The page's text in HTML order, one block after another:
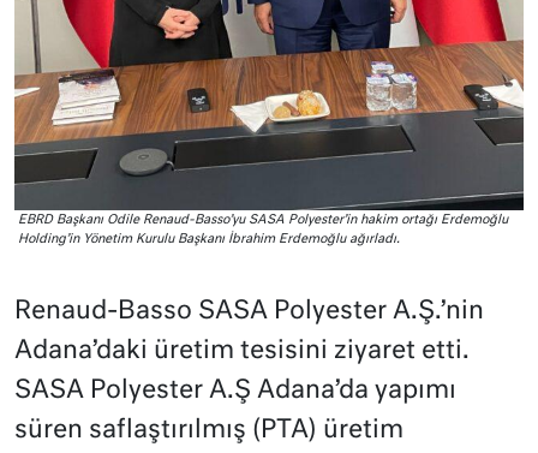
EBRD Başkanı Odile Renaud-Basso’yu SASA Polyester’in hakim ortağı Erdemoğlu
Holding’in Yönetim Kurulu Başkanı İbrahim Erdemoğlu ağırladı.
Renaud-Basso SASA Polyester A.Ş.’nin
Adana’daki üretim tesisini ziyaret etti.
SASA Polyester A.Ş Adana’da yapımı
süren saflaştırılmış (PTA) üretim